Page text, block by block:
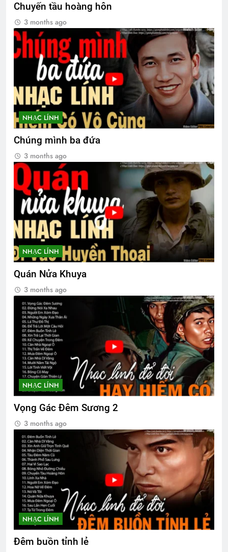
Chuyến tầu hoàng hôn
3 months ago
NHẠC LÍNH
Chúng mình ba đứa
3 months ago
NHẠC LÍNH
Quán Nửa Khuya
3 months ago
NHẠC LÍNH
Vọng Gác Đêm Sương 2
3 months ago
NHẠC LÍNH
Đêm buồn tỉnh lẻ